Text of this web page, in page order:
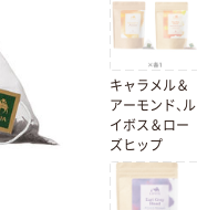
キャラメル＆
アーモンド、ル
イボス＆ロー
ズヒップ